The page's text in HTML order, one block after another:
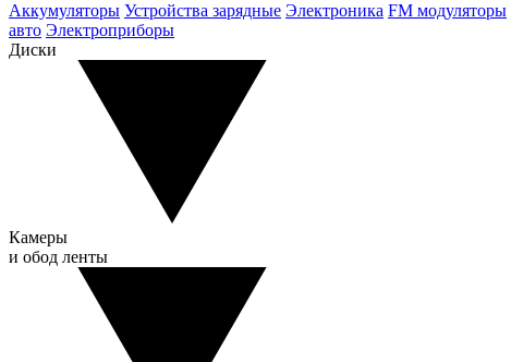
Аккумуляторы Устройства зарядные Электроника FM модуляторы
авто Электроприборы
Диски
Камеры
и обод ленты